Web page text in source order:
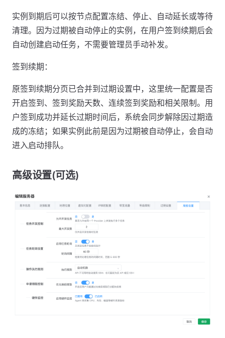
实例到期后可以按节点配置冻结、停止、自动延长或等待
清理。因为过期被自动停止的实例，在用户签到续期后会
自动创建启动任务，不需要管理员手动补发。
签到续期：
原签到续期分页已合并到过期设置中，这里统一配置是否
开启签到、签到奖励天数、连续签到奖励和相关限制。用
户签到成功并延长过期时间后，系统会同步解除因过期造
成的冻结；如果实例此前是因为过期被自动停止，会自动
进入启动排队。
高级设置(可选)